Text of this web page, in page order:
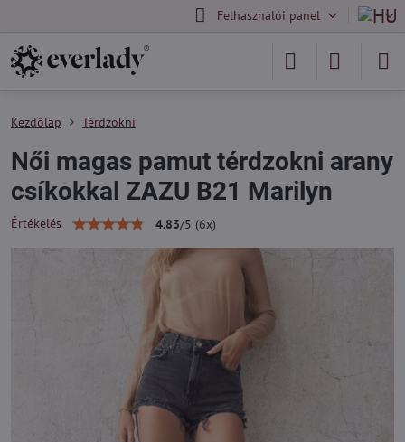
Felhasználói panel
Kezdőlap Térdzokni
Női magas pamut térdzokni arany
csíkokkal ZAZU B21 Marilyn
Értékelés 4.83/5 (6x)